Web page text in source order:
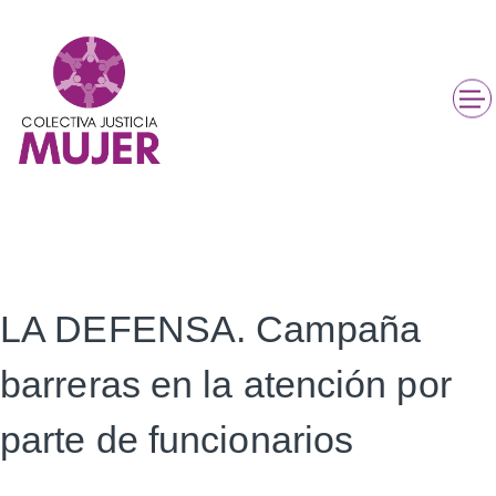
LA DEFENSA. Campaña
barreras en la atención por
parte de funcionarios